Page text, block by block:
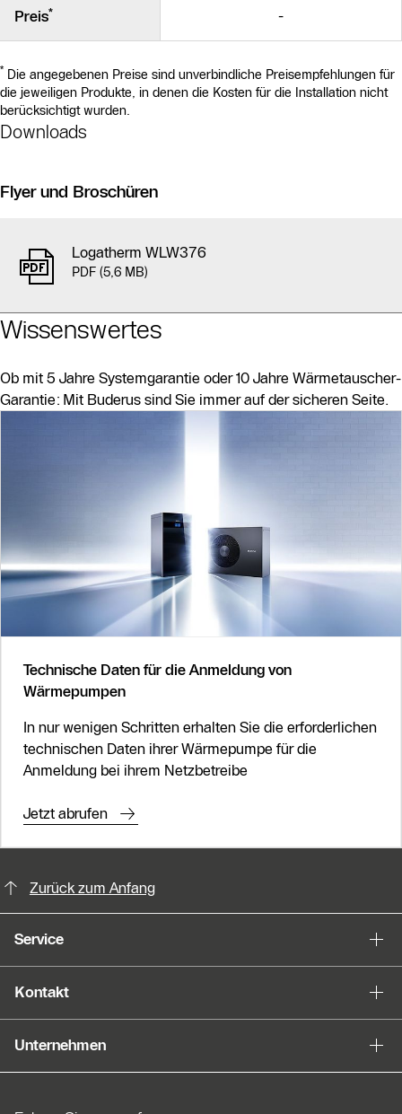
Preis* -
* Die angegebenen Preise sind unverbindliche Preisempfehlungen für
die jeweiligen Produkte, in denen die Kosten für die Installation nicht
berücksichtigt wurden.
Downloads
Flyer und Broschüren
Logatherm WLW376
PDF (5,6 MB)
Wissenswertes
Ob mit 5 Jahre Systemgarantie oder 10 Jahre Wärmetauscher-
Garantie: Mit Buderus sind Sie immer auf der sicheren Seite.
Slider Überspringen
Technische Daten für die Anmeldung von
Wärmepumpen
In nur wenigen Schritten erhalten Sie die erforderlichen
technischen Daten ihrer Wärmepumpe für die
Anmeldung bei ihrem Netzbetreibe
Jetzt abrufen
Zurück zum Anfang
Service
Kontakt
Unternehmen